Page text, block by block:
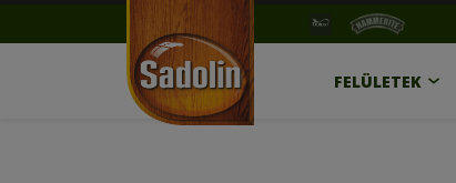
FELÜLETEK